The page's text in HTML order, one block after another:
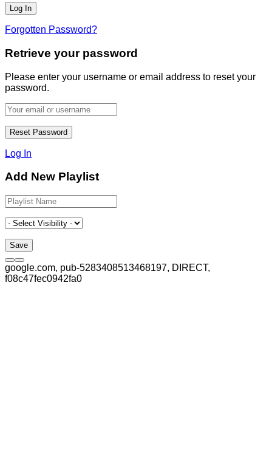
Forgotten Password?
Retrieve your password
Please enter your username or email address to reset your
password.
Log In
Add New Playlist
google.com, pub-5283408513468197, DIRECT,
f08c47fec0942fa0